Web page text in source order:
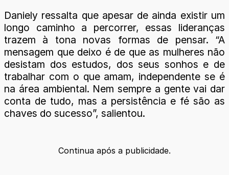
Daniely ressalta que apesar de ainda existir um
longo caminho a percorrer, essas lideranças
trazem à tona novas formas de pensar. “A
mensagem que deixo é de que as mulheres não
desistam dos estudos, dos seus sonhos e de
trabalhar com o que amam, independente se é
na área ambiental. Nem sempre a gente vai dar
conta de tudo, mas a persistência e fé são as
chaves do sucesso”, salientou.
Continua após a publicidade.